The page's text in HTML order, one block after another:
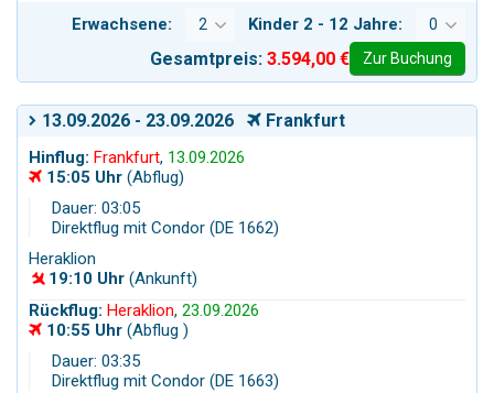
Erwachsene: Kinder 2 - 12 Jahre:
Gesamtpreis: 3.594,00 € Zur Buchung
13.09.2026 - 23.09.2026 Frankfurt
Hinflug: Frankfurt, 13.09.2026
15:05 Uhr (Abflug)
Dauer: 03:05
Direktflug mit Condor (DE 1662)
Heraklion
19:10 Uhr (Ankunft)
Rückflug: Heraklion, 23.09.2026
10:55 Uhr (Abflug )
Dauer: 03:35
Direktflug mit Condor (DE 1663)